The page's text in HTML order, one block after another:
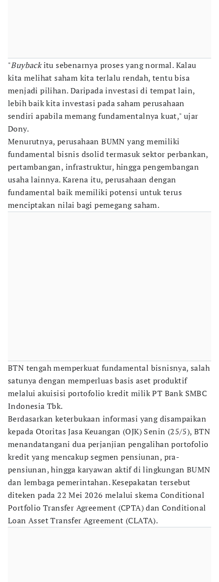
"Buybackitu sebenarnya proses yang normal. Kalau
kita melihat saham kita terlalu rendah, tentu bisa
menjadi pilihan. Daripada investasi di tempat lain,
lebih baik kita investasi pada saham perusahaan
sendiri apabila memang fundamentalnya kuat," ujar
Dony.
Menurutnya, perusahaan BUMN yang memiliki
fundamental bisnis dsolid termasuk sektor perbankan,
pertambangan, infrastruktur, hingga pengembangan
usaha lainnya. Karena itu, perusahaan dengan
fundamental baik memiliki potensi untuk terus
menciptakan nilai bagi pemegang saham.
BTN tengah memperkuat fundamental bisnisnya, salah
satunya dengan memperluas basis aset produktif
melalui akuisisi portofolio kredit milik PT Bank SMBC
Indonesia Tbk.
Berdasarkan keterbukaan informasi yang disampaikan
kepada Otoritas Jasa Keuangan (OJK) Senin (25/5), BTN
menandatangani dua perjanjian pengalihan portofolio
kredit yang mencakup segmen pensiunan, pra-
pensiunan, hingga karyawan aktif di lingkungan BUMN
dan lembaga pemerintahan. Kesepakatan tersebut
diteken pada 22 Mei 2026 melalui skema Conditional
Portfolio Transfer Agreement (CPTA) dan Conditional
Loan Asset Transfer Agreement (CLATA).